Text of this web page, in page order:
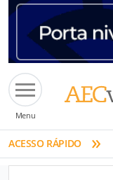
Menu
ACESSO RÁPIDO »